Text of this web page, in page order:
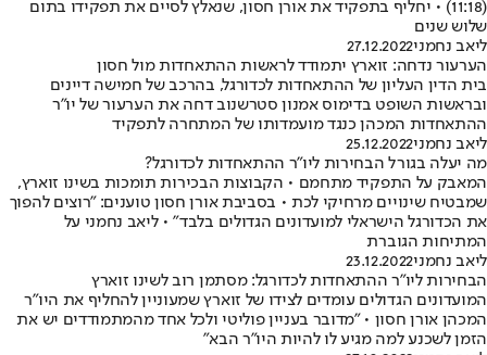
(11:18) • יחליף בתפקיד את אורן חסון, שנאלץ לסיים את תפקידו בתום
שלוש שנים
ליאב נחמני27.12.2022
הערעור נדחה: זוארץ יתמודד לראשות ההתאחדות מול חסון
בית הדין העליון של ההתאחדות לכדורגל, בהרכב של חמישה דיינים
ובראשות השופט בדימוס אמנון סטרשנוב דחה את הערעור של יו"ר
ההתאחדות המכהן כנגד מועמדותו של המתחרה לתפקיד
ליאב נחמני25.12.2022
מה יעלה בגורל הבחירות ליו"ר ההתאחדות לכדורגל?
המאבק על התפקיד מתחמם • הקבוצות הבכירות תומכות בשינו זוארץ,
שמבטיח שינויים מרחיקי לכת • בסביבת אורן חסון טוענים: "רוצים להפוך
את הכדורגל הישראלי למועדונים הגדולים בלבד" • ליאב נחמני על
המתיחות הגוברת
ליאב נחמני23.12.2022
הבחירות ליו"ר ההתאחדות לכדורגל: מסתמן רוב לשינו זוארץ
המועדונים הגדולים עומדים לצידו של זוארץ שמעוניין להחליף את היו"ר
המכהן אורן חסון • "מדובר בעניין פוליטי ולכל אחד מהמתמודדים יש את
הזמן לשכנע למה מגיע לו להיות היו"ר הבא"